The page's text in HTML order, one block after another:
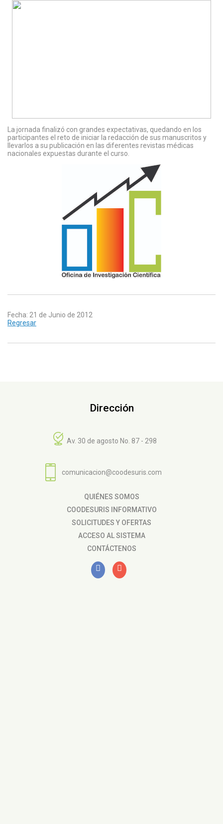
La jornada finalizó con grandes expectativas, quedando en los
participantes el reto de iniciar la redacción de sus manuscritos y
llevarlos a su publicación en las diferentes revistas médicas
nacionales expuestas durante el curso.
Fecha: 21 de Junio de 2012
Regresar
Dirección
Av. 30 de agosto No. 87 - 298
comunicacion@coodesuris.com
QUIÉNES SOMOS
COODESURIS INFORMATIVO
SOLICITUDES Y OFERTAS
ACCESO AL SISTEMA
CONTÁCTENOS